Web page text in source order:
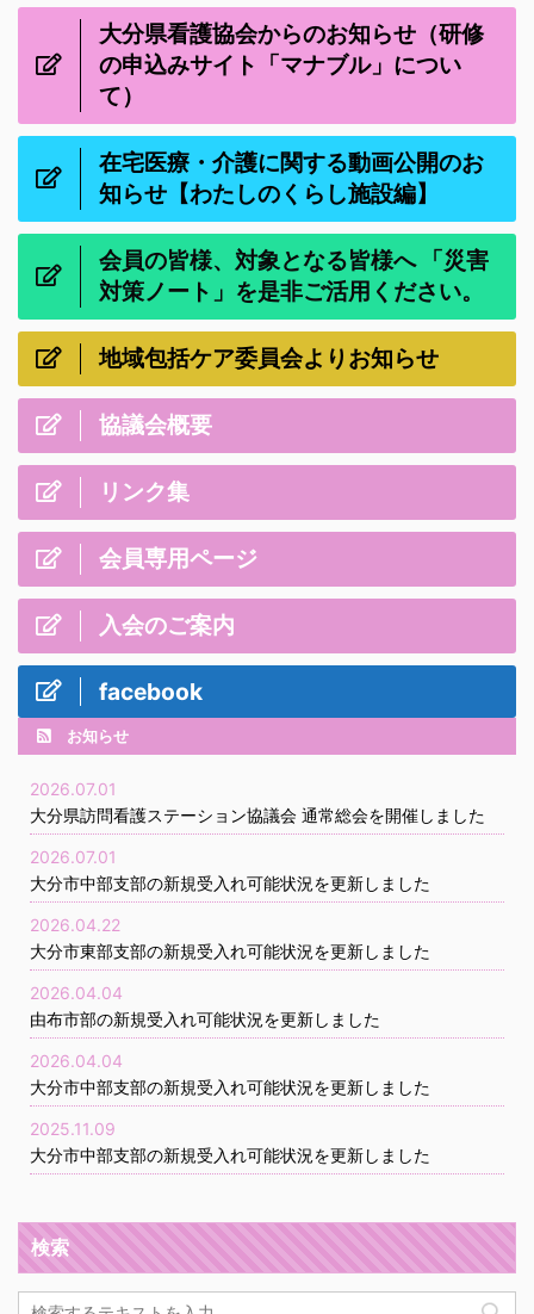
大分県看護協会からのお知らせ（研修
の申込みサイト「マナブル」につい
て）
在宅医療・介護に関する動画公開のお
知らせ【わたしのくらし施設編】
会員の皆様、対象となる皆様へ 「災害
対策ノート」を是非ご活用ください。
地域包括ケア委員会よりお知らせ
協議会概要
リンク集
会員専用ページ
入会のご案内
facebook
お知らせ
2026.07.01
大分県訪問看護ステーション協議会 通常総会を開催しました
2026.07.01
大分市中部支部の新規受入れ可能状況を更新しました
2026.04.22
大分市東部支部の新規受入れ可能状況を更新しました
2026.04.04
由布市部の新規受入れ可能状況を更新しました
2026.04.04
大分市中部支部の新規受入れ可能状況を更新しました
2025.11.09
大分市中部支部の新規受入れ可能状況を更新しました
検索